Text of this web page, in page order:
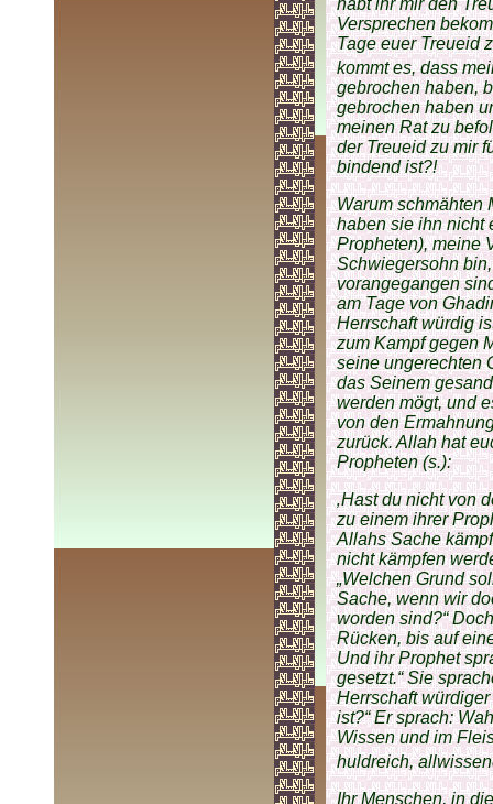
Versprechen
Tage euer Treueid
kommt es, dass
gebrochen haben,
gebrochen haben
meinen Rat zu
der Treueid zu mir
bindend ist?!
Warum schmähten
haben sie ihn nicht
Propheten), meine
Schwiegersohn
vorangegangen
am Tage von
Herrschaft würdig
zum Kampf gegen
seine ungerechten
das Seinem
werden mögt, und
von den
zurück. Allah hat
Propheten (s.):
‚Hast du nicht von
zu einem ihrer
Allahs Sache
nicht kämpfen
„Welchen Grund
Sache, wenn wir
worden sind?“
Rücken, bis auf
Und ihr Prophet
gesetzt.“ Sie
Herrschaft
ist?“ Er sprach:
Wissen und im
huldreich,
Ihr Menschen, in